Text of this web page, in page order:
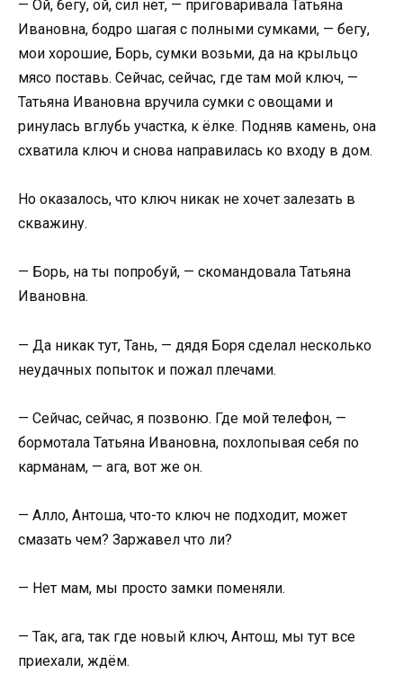
— Ой, бегу, ой, сил нет, — приговаривала Татьяна
Ивановна, бодро шагая с полными сумками, — бегу,
мои хорошие, Борь, сумки возьми, да на крыльцо
мясо поставь. Сейчас, сейчас, где там мой ключ, —
Татьяна Ивановна вручила сумки с овощами и
ринулась вглубь участка, к ёлке. Подняв камень, она
схватила ключ и снова направилась ко входу в дом.
Но оказалось, что ключ никак не хочет залезать в
скважину.
— Борь, на ты попробуй, — скомандовала Татьяна
Ивановна.
— Да никак тут, Тань, — дядя Боря сделал несколько
неудачных попыток и пожал плечами.
— Сейчас, сейчас, я позвоню. Где мой телефон, —
бормотала Татьяна Ивановна, похлопывая себя по
карманам, — ага, вот же он.
— Алло, Антоша, что-то ключ не подходит, может
смазать чем? Заржавел что ли?
— Нет мам, мы просто замки поменяли.
— Так, ага, так где новый ключ, Антош, мы тут все
приехали, ждём.